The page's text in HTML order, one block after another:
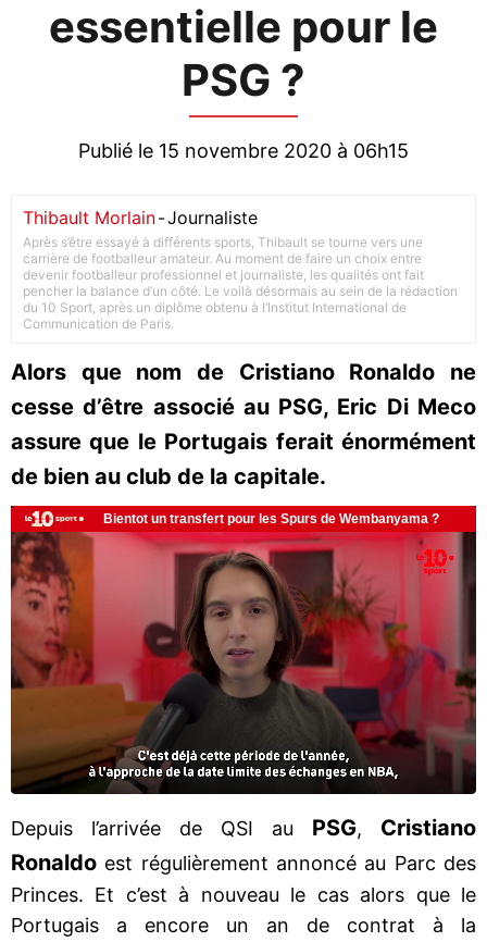
essentielle pour le
PSG ?
Publié le 15 novembre 2020 à 06h15
Thibault Morlain-Journaliste
Après s’être essayé à différents sports, Thibault se tourne vers une
carrière de footballeur amateur. Au moment de faire un choix entre
devenir footballeur professionnel et journaliste, les qualités ont fait
pencher la balance d’un côté. Le voilà désormais au sein de la rédaction
du 10 Sport, après un diplôme obtenu à l’Institut International de
Communication de Paris.
Alors que nom de Cristiano Ronaldo ne
cesse d’être associé au PSG, Eric Di Meco
assure que le Portugais ferait énormément
de bien au club de la capitale.
Depuis l’arrivée de QSI au PSG, Cristiano
Ronaldo est régulièrement annoncé au Parc des
Princes. Et c’est à nouveau le cas alors que le
Portugais a encore un an de contrat à la